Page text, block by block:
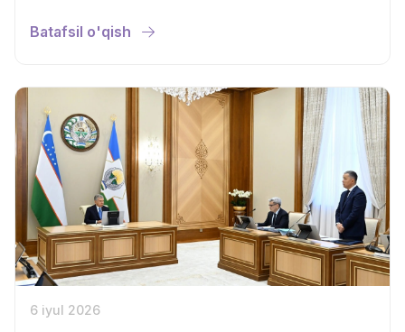
Batafsil o'qish
6 iyul 2026